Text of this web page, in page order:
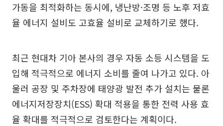
가동을 최적화하는 동시에, 냉난방·조명 등 노후 저효
율 에너지 설비도 고효율 설비로 교체하기로 했다.
최근 현대차 기아 본사의 경우 자동 소등 시스템을 도
입해 적극적으로 에너지 소비를 줄여 나가고 있다. 아
울러 공장 및 주차장에 태양광 발전 추가 설치는 물론
에너지저장장치(ESS) 확대 적용을 통한 전력 사용 효
율 확대를 적극적으로 검토한다는 계획이다.